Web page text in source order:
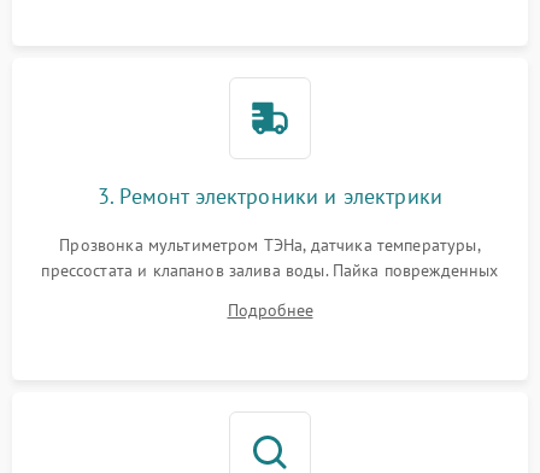
3. Ремонт электроники и электрики
Прозвонка мультиметром ТЭНа, датчика температуры,
прессостата и клапанов залива воды. Пайка поврежденных
Восстановление целостности проводки и контактов.
Подробнее